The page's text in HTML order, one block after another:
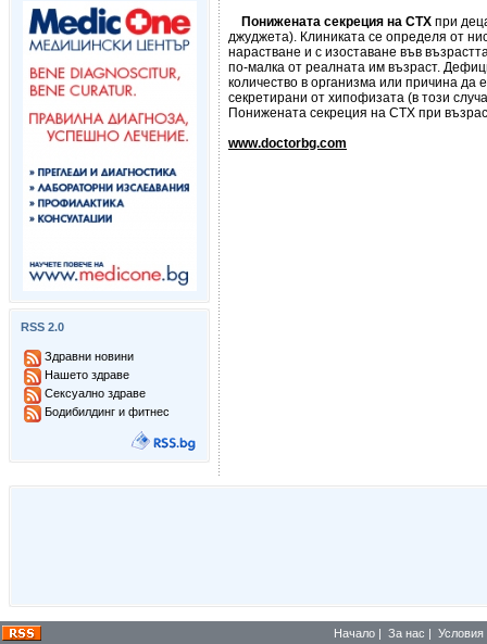
RSS 2.0
Здравни новини
Нашето здраве
Сексуално здраве
Бодибилдинг и фитнес
Понижената секреция на СТХ при
джуджета). Клиниката се определя от
нарастване и с изоставане във
по-малка от реалната им възраст.
количество в организма или причина да
секретирани от хипофизата (в този
Понижената секреция на СТХ при
www.doctorbg.com
Начало | За нас | Условия